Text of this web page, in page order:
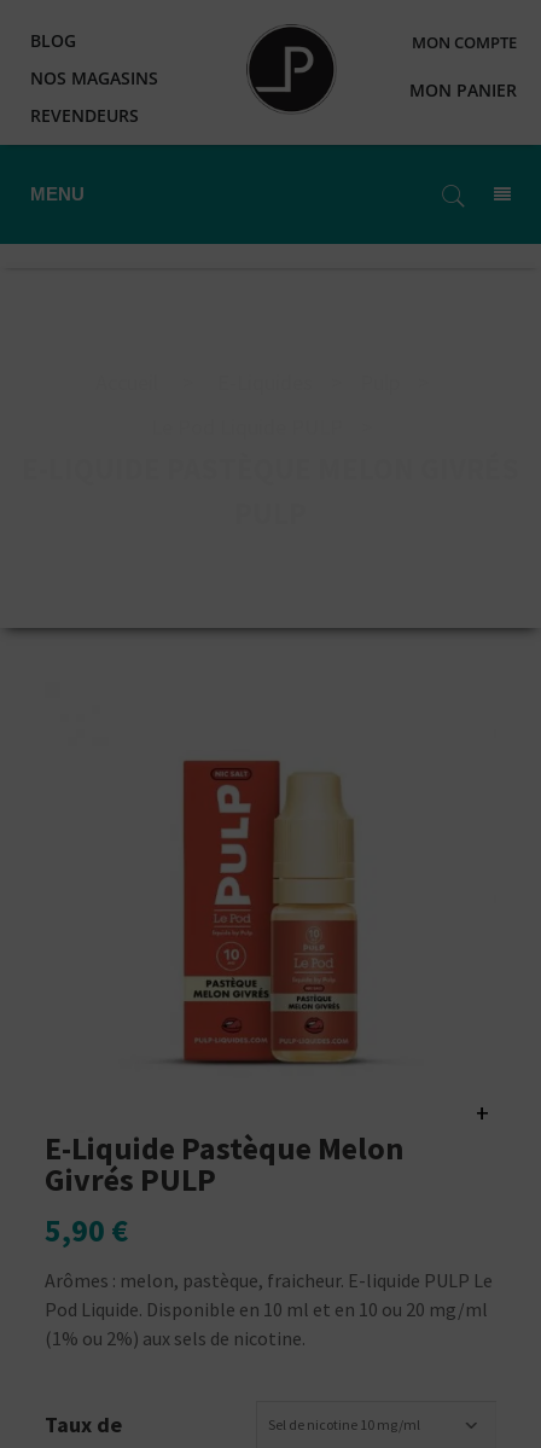
BLOG
NOS MAGASINS
REVENDEURS
MON COMPTE
MON PANIER
MENU
+
E-Liquide Pastèque Melon
Givrés PULP
5,90 €
Arômes : melon, pastèque, fraicheur. E-liquide PULP Le
Pod Liquide. Disponible en 10 ml et en 10 ou 20 mg/ml
(1% ou 2%) aux sels de nicotine.
Taux de
Sel de nicotine 10 mg/ml